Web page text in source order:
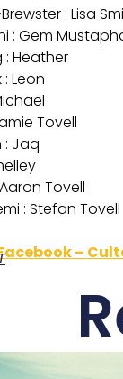
: Lisa
: Gem
: Heather
Leon
Tovell
: Jaq
Tovell
: Stefan Tovell
–